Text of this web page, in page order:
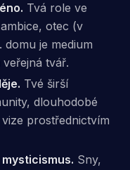
Tvá role ve
otec (v
domu je medium
tvář.
Tvé širší
dlouhodobé
prostřednictvím
mysticismus. Sny,